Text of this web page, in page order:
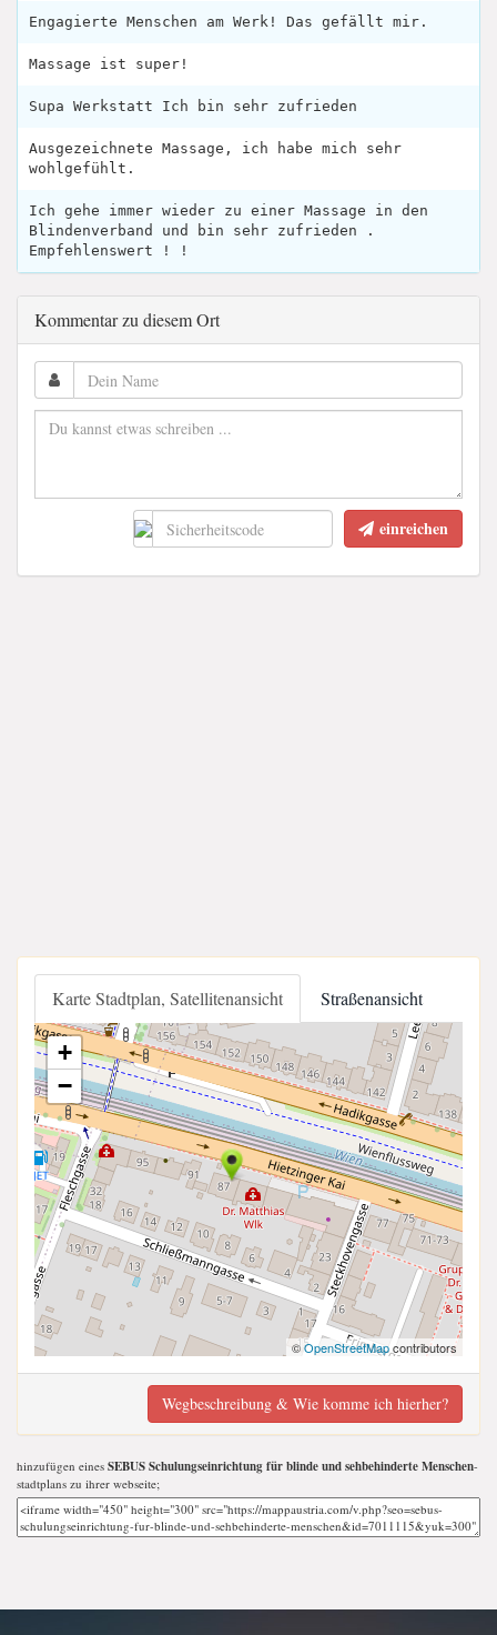
Engagierte Menschen am Werk! Das gefällt mir.
Massage ist super!
Supa Werkstatt Ich bin sehr zufrieden
Ausgezeichnete Massage, ich habe mich sehr
wohlgefühlt.
Ich gehe immer wieder zu einer Massage in den
Blindenverband und bin sehr zufrieden .
Empfehlenswert ! !
Kommentar zu diesem Ort
einreichen
Karte Stadtplan, Satellitenansicht Straßenansicht
+
−
©OpenStreetMapcontributors
Wegbeschreibung & Wie komme ich hierher?
hinzufügen eines SEBUS Schulungseinrichtung für blinde und sehbehinderte Menschen-
stadtplans zu ihrer webseite;